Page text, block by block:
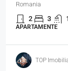
Romania
2 3
APARTAMENTE
TOP